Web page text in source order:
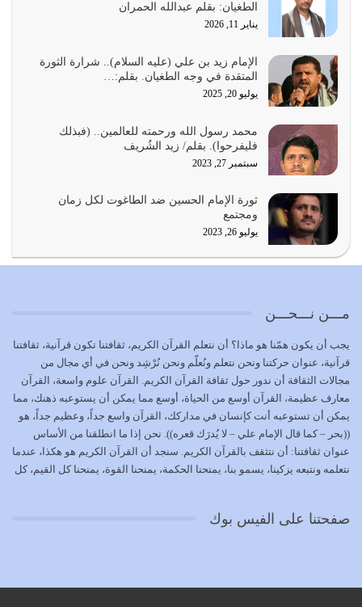
يوليو 24, 2026
أمة عاجزة عن النهوض…
يوليو 23, 2026
بحبل الله جميعاً وليس كل…
يوليو 22, 2026
يشاء ويذل من يشاء
يوليو 21, 2026
{إِنَّ الدِّينَ عِنْدَ اللَّهِ الْإسْلامُ} الدين الذي شرعه الله للناس في
تتحقق الحقوق للجميع
يوليو 18, 2026
بعض صفات المتقين {الصَّابِرِينَ وَالصَّادِقِينَ وَالْقَانِتِينَ
وَالْمُنْفِقِينَ…
يوليو 17, 2026
الاعتصام بحبل الله أمر إلهي للمؤمنين وهو بمثابة سبب بينهم
يوليو 16, 2026
الطغيان: بقلم عبدالله الحمران
يناير 11, 2026
الإمام زيد بن علي (عليه السلام).. شرارة الثورة
المتقدة في وجه الطغيان. بقلم:…
يوليو 20, 2025
محمد رسول الله ورحمته للعالمين.. (فبذلك
فليفرحوا). بقلم/ زيد الشُريف
سبتمبر 27, 2023
ثورة الإمام الحسين ضد الطاغوت لكل زمان
ومجتمع
يوليو 26, 2023
مـــن نـــحـــن
يجب أن يكون همّنا هو ماذا؟ أن نتعلم القرآن الكريم، ثقافتنا تكون قرآنية، ثقافتنا
قرآنية، عنوان حركتنا ونحن نتعلم ونُعلّم ونحن نُرْشِد ونحن في أي مجال من
مجالات الثقافة أن ندور حول ثقافة القرآن الكريم. القرآن علوم واسعة، القرآن
معارف عظيمة، القرآن أوسع من الحياة، أوسع مما يمكن أن يستوعبه ذهنك، مما
يمكن أن تستوعبه أنت كإنسان في مداركك، القرآن واسع جداً، وعظيم جداً، هو
((بحر – كما قال الإمام علي – لا يُدرَك قعره)). نحن إذا ما انطلقنا من الأساس
عنوان ثقافتنا: أن نتثقف بالقرآن الكريم. سنجد أن القرآن الكريم هو هكذا، عندما
نتعلمه ونتبعه يزكينا، يسمو بنا، يمنحنا الحكمة، يمنحنا القوة، يمنحنا كل القيم، كل
بمستوى أن نثقف الآخرين بالقرآن الكريم، وأن نتثقف بثقافة القرآن الكريم
صفحتنا على الفيس بوك